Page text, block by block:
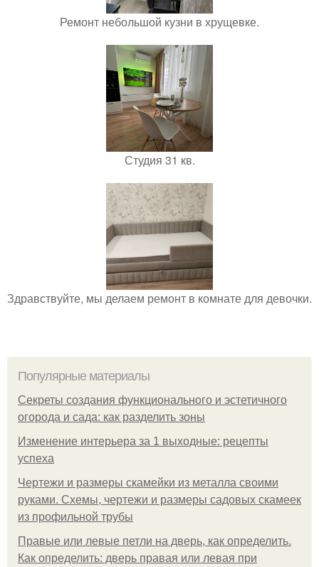
Ремонт небольшой кузни в хрущевке.
Студия 31 кв.
Здравствуйте, мы делаем ремонт в комнате для девочки.
Популярные материалы
Секреты создания функционального и эстетичного
огорода и сада: как разделить зоны
Изменение интерьера за 1 выходные: рецепты
успеха
Чертежи и размеры скамейки из металла своими
руками. Схемы, чертежи и размеры садовых скамеек
из профильной трубы
Правые или левые петли на дверь, как определить.
Как определить: дверь правая или левая при